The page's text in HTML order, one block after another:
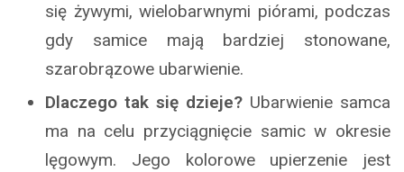
się żywymi, wielobarwnymi piórami, podczas
gdy samice mają bardziej stonowane,
szarobrązowe ubarwienie.
Dlaczego tak się dzieje? Ubarwienie samca
ma na celu przyciągnięcie samic w okresie
lęgowym. Jego kolorowe upierzenie jest